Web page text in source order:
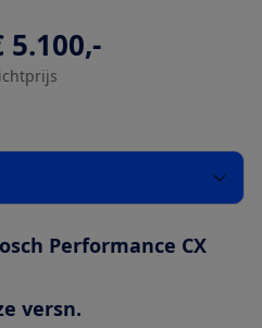
5.100,-
Performance CX
versn.